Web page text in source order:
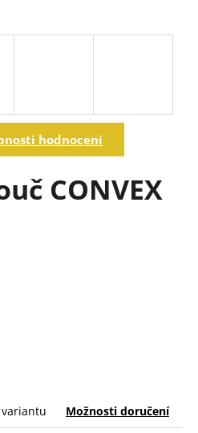
hodnocení
CONVEX
Možnosti doručení